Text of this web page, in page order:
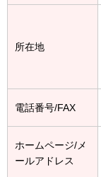
所在地
電話番号/FAX
ホームページ/メ
ールアドレス